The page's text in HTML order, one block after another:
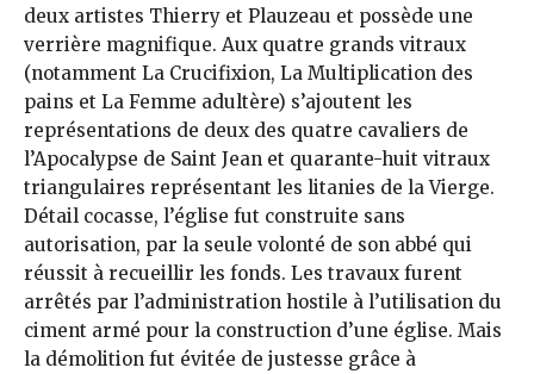
deux artistes Thierry et Plauzeau et possède une
verrière magnifique. Aux quatre grands vitraux
(notamment La Crucifixion, La Multiplication des
pains et La Femme adultère) s’ajoutent les
représentations de deux des quatre cavaliers de
l’Apocalypse de Saint Jean et quarante-huit vitraux
triangulaires représentant les litanies de la Vierge.
Détail cocasse, l’église fut construite sans
autorisation, par la seule volonté de son abbé qui
réussit à recueillir les fonds. Les travaux furent
arrêtés par l’administration hostile à l’utilisation du
ciment armé pour la construction d’une église. Mais
la démolition fut évitée de justesse grâce à